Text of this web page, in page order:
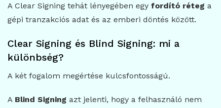
A Clear Signing tehát lényegében egy fordító réteg a
gépi tranzakciós adat és az emberi döntés között.
Clear Signing és Blind Signing: mi a
különbség?
A két fogalom megértése kulcsfontosságú.
A Blind Signing azt jelenti, hogy a felhasználó nem